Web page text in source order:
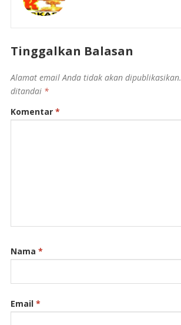
Tinggalkan Balasan
Alamat email Anda tidak akan dipublikasikan.
ditandai *
Komentar *
Nama *
Email *